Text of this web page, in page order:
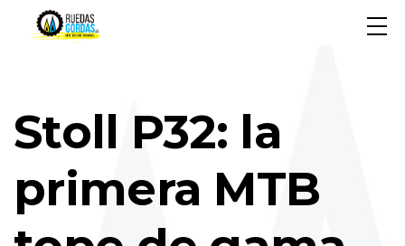
Stoll P32: la
primera MTB